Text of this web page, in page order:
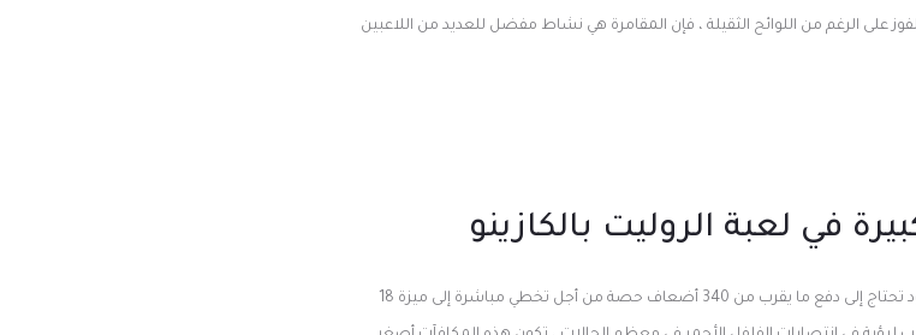
على الرغم من اللوائح الثقيلة ، فإن المقامرة هي نشاط مفضل للعديد من اللاعبين
في لعبة الروليت بالكازينو
كيف يعمل لعب القمار عبر الإنترنت. وهذا يعني أن يوود تحتاج إلى دفع ما يقرب من 340 أضعاف حصة من أجل تخطي مباشرة إلى ميزة 18